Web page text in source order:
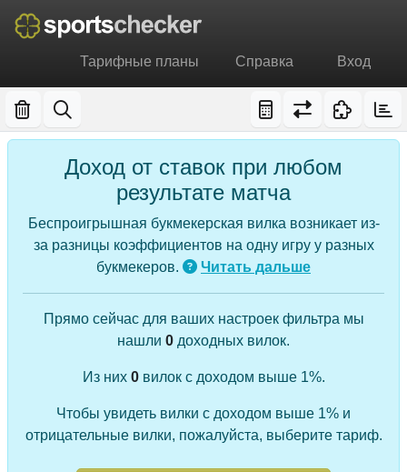
Тарифные планы Справка Вход
Доход от ставок при любом
результате матча
Беспроигрышная букмекерская вилка возникает из-
за разницы коэффициентов на одну игру у разных
букмекеров.
Читать дальше
Прямо сейчас для ваших настроек фильтра мы
нашли 0 доходных вилок.
Из них 0вилок с доходом выше 1%.
Чтобы увидеть вилки с доходом выше 1% и
отрицательные вилки, пожалуйста, выберите тариф.